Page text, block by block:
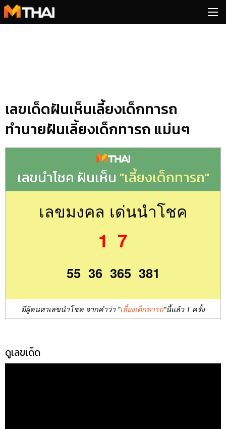
Skip
to
เลขเด็ดฝันเห็นเลี้ยงเด็กทารถ
ทำนายฝันเลี้ยงเด็กทารถ แม่นๆ
เลขนำโชค ฝันเห็น "เลี้ยงเด็กทารถ"
เลขมงคล เด่นนำโชค
1 7
55 36 365 381
มีผู้คนหาเลขนำโชค จากคำว่า "เลี้ยงเด็กทารถ"นี้แล้ว 1 ครั้ง
ดูเลขเด็ด